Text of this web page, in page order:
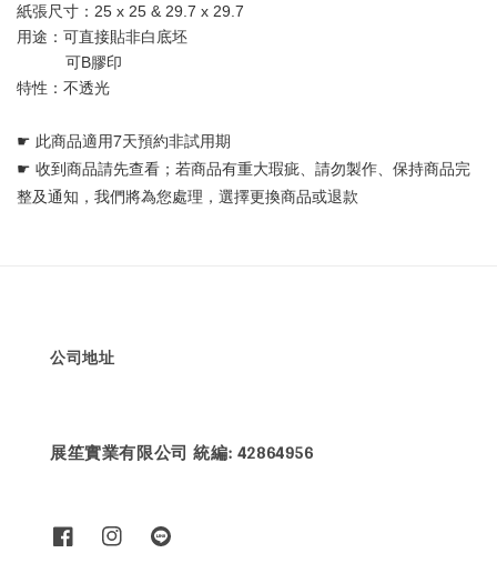
紙張尺寸：25 x 25 & 29.7 x 29.7
用途：可直接貼非白底坯
可B膠印
特性：不透光
☛ 此商品適用7天預約非試用期
☛ 收到商品請先查看；若商品有重大瑕疵、請勿製作、保持商品完
整及通知，我們將為您處理，選擇更換商品或退款
公司地址
展笙實業有限公司 統編: 42864956